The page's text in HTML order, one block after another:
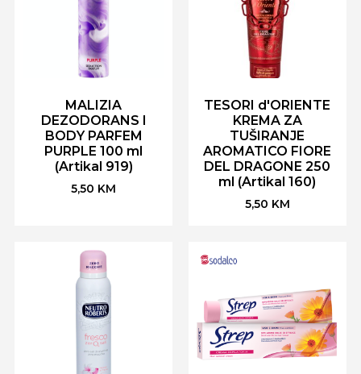
MALIZIA
DEZODORANS I
BODY PARFEM
PURPLE 100 ml
(Artikal 919)
5,50 KM
TESORI d'ORIENTE
KREMA ZA
TUŠIRANJE
AROMATICO FIORE
DEL DRAGONE 250
ml (Artikal 160)
5,50 KM